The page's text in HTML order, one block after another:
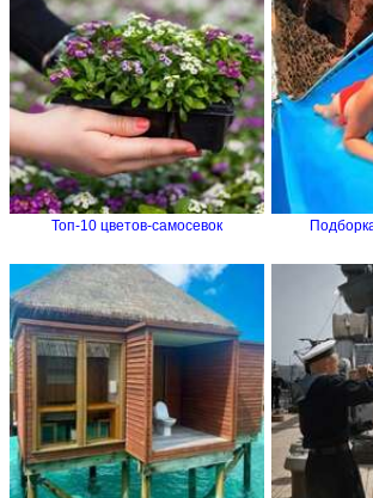
Топ-10 цветов-самосевок